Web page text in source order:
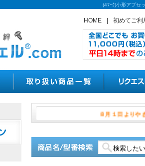
(4ﾏｰｸ)小形アプセ
HOME 初めてご利
８月１